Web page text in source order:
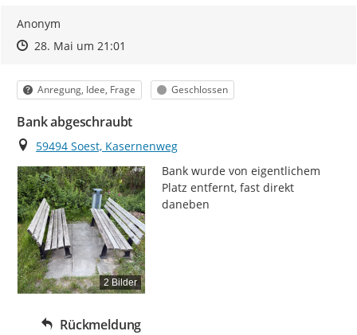
Anonym
Zeitpunkt des Erstellens
Zeitpunkt des Erstellens
28. Mai um 21:01
Kategorie
Anregung, Idee, Frage Status
Geschlossen
Bank abgeschraubt
Ort
59494 Soest, Kasernenweg
2 Bilder
Bank wurde von eigentlichem
Platz entfernt, fast direkt
daneben
Rückmeldung